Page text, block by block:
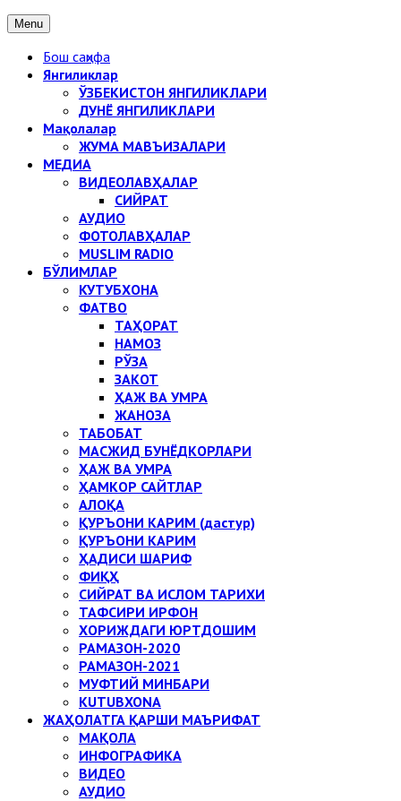
Menu
Бош саҳифа
Янгиликлар
ЎЗБЕКИСТОН ЯНГИЛИКЛАРИ
ДУНЁ ЯНГИЛИКЛАРИ
Мақолалар
ЖУМА МАВЪИЗАЛАРИ
МЕДИА
ВИДЕОЛАВҲАЛАР
СИЙРАТ
АУДИО
ФОТОЛАВҲАЛАР
MUSLIM RADIO
БЎЛИМЛАР
КУТУБХОНА
ФАТВО
ТАҲОРАТ
НАМОЗ
РЎЗА
ЗАКОТ
ҲАЖ ВА УМРА
ЖАНОЗА
ТАБОБАТ
МАСЖИД БУНЁДКОРЛАРИ
ҲАЖ ВА УМРА
ҲАМКОР САЙТЛАР
АЛОҚА
ҚУРЪОНИ КАРИМ (дастур)
ҚУРЪОНИ КАРИМ
ҲАДИСИ ШАРИФ
ФИҚҲ
СИЙРАТ ВА ИСЛОМ ТАРИХИ
ТАФСИРИ ИРФОН
ХОРИЖДАГИ ЮРТДОШИМ
РАМАЗОН-2020
РАМАЗОН-2021
МУФТИЙ МИНБАРИ
KUTUBXONA
ЖАҲОЛАТГА ҚАРШИ МАЪРИФАТ
МАҚОЛА
ИНФОГРАФИКА
ВИДЕО
АУДИО